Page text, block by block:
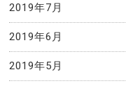
2019年7月
2019年6月
2019年5月